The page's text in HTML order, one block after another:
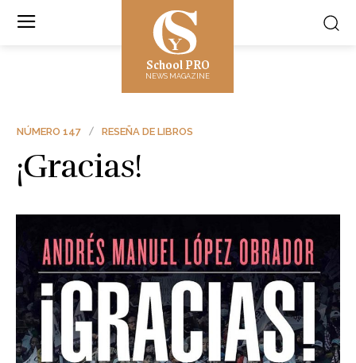
School PRO
NEWS MAGAZINE
NÚMERO 147 RESEÑA DE LIBROS
¡Gracias!